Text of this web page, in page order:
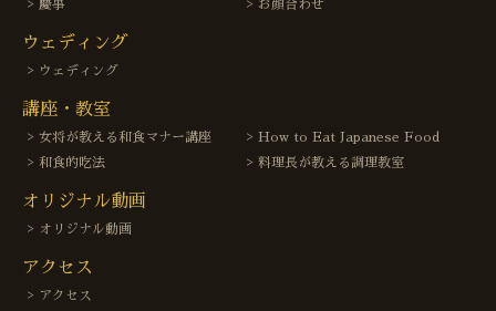
慶事
お顔合わせ
ウェディング
ウェディング
講座・教室
女将が教える和食マナー講座
How to Eat Japanese Food
和食的吃法
料理長が教える調理教室
オリジナル動画
オリジナル動画
アクセス
アクセス